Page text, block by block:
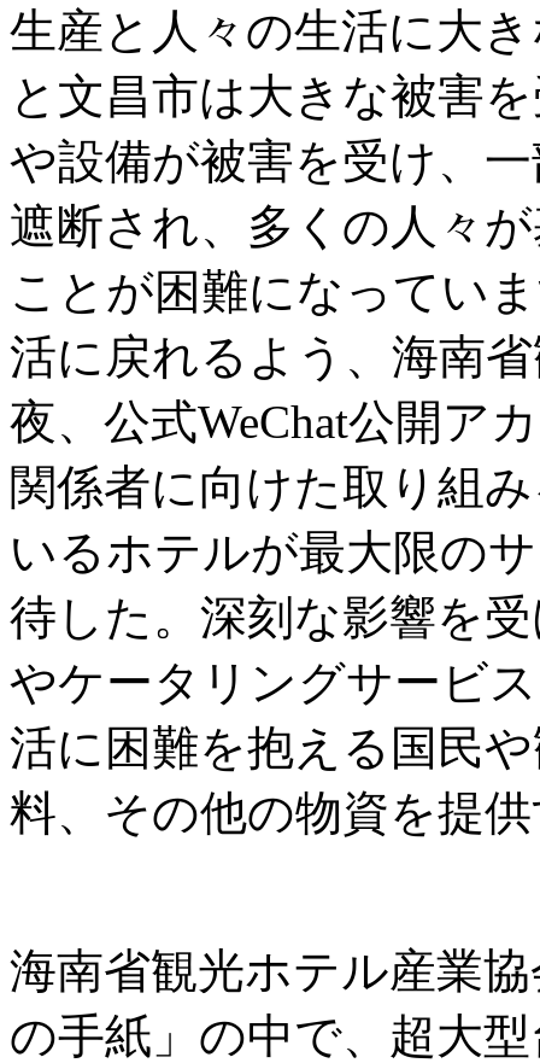
生産と人々の生活に大
と文昌市は大きな被害
や設備が被害を受け、
遮断され、多くの人々
ことが困難になってい
活に戻れるよう、海南
夜、公式WeChat公開ア
関係者に向けた取り組
いるホテルが最大限の
待した。深刻な影響を
やケータリングサービ
活に困難を抱える国民
料、その他の物資を提
海南省観光ホテル産業
の手紙」の中で、超大